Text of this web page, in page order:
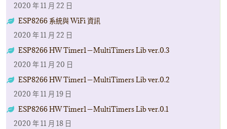
2020 年 11 月 22 日
ESP8266 系統與 WiFi 資訊
2020 年 11 月 22 日
ESP8266 HW Timer1－MultiTimers Lib ver.0.3
2020 年 11 月 20 日
ESP8266 HW Timer1－MultiTimers Lib ver.0.2
2020 年 11 月 19 日
ESP8266 HW Timer1－MultiTimers Lib ver.0.1
2020 年 11 月 18 日